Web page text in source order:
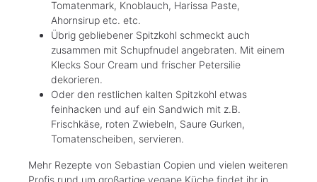
Tomatenmark, Knoblauch, Harissa Paste,
Ahornsirup etc. etc.
Übrig gebliebener Spitzkohl schmeckt auch
zusammen mit Schupfnudel angebraten. Mit einem
Klecks Sour Cream und frischer Petersilie
dekorieren.
Oder den restlichen kalten Spitzkohl etwas
feinhacken und auf ein Sandwich mit z.B.
Frischkäse, roten Zwiebeln, Saure Gurken,
Tomatenscheiben, servieren.
Mehr Rezepte von Sebastian Copien und vielen weiteren
Profis rund um großartige vegane Küche findet ihr in